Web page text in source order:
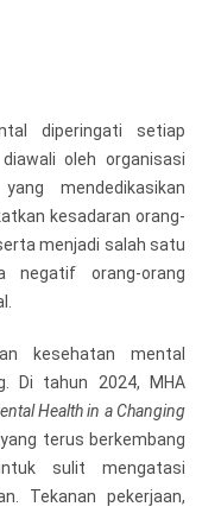
diperingati setiap
oleh organisasi
mendedikasikan
kesadaran orang-
menjadi salah satu
negatif orang-orang
kesehatan mental
Di tahun 2024, MHA
Health in a Changing
terus berkembang
sulit mengatasi
Tekanan pekerjaan,